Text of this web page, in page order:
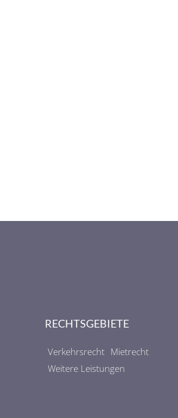
RECHTSGEBIETE
Verkehrsrecht Mietrecht
Weitere Leistungen